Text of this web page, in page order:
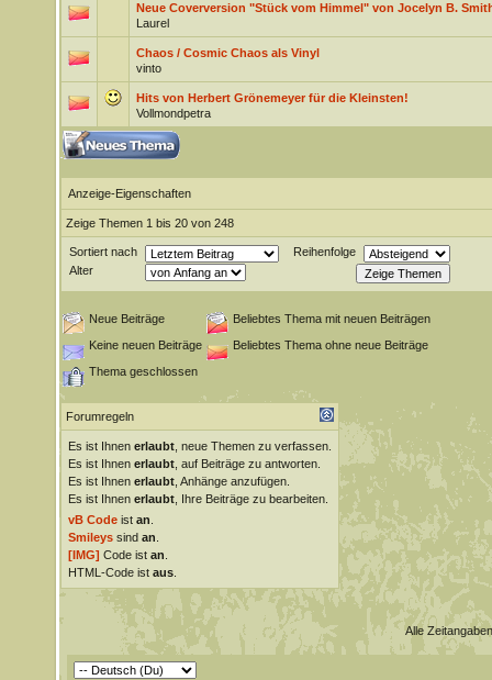
Neue Coverversion "Stück vom Himmel" von Jocelyn B.
Laurel
Chaos / Cosmic Chaos als Vinyl
vinto
Hits von Herbert Grönemeyer für die Kleinsten!
Vollmondpetra
Anzeige-Eigenschaften
Zeige Themen 1 bis 20 von 248
Sortiert nach
Reihenfolge
Alter
Neue Beiträge
Beliebtes Thema mit neuen Beiträgen
Keine neuen Beiträge
Beliebtes Thema ohne neue Beiträge
Thema geschlossen
Forumregeln
Es ist Ihnen erlaubt, neue Themen zu verfassen.
Es ist Ihnen erlaubt, auf Beiträge zu antworten.
Es ist Ihnen erlaubt, Anhänge anzufügen.
Es ist Ihnen erlaubt, Ihre Beiträge zu bearbeiten.
vB Codeist an
Smileyssind an
[IMG] Code ist an
HTML-Code ist aus.
Alle